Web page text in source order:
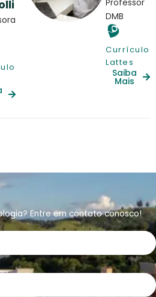
DMB
Currículo
Lattes
Saiba
Mais
Entre em contato conosco!